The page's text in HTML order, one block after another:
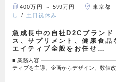
400万円 ～ 599万円 東京都
し
土日祝休み
急成長中の自社D2Cブランド
ス、サプリメント、健康食品
エイティブ全般をお任せ…
■ 業務内容 ━━━━━━━━━━━━━━ 【自
ティブを主導。企画からデザイン、数値